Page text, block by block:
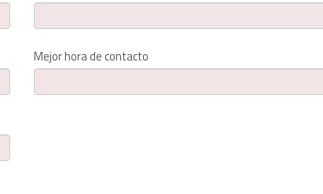
Mejor hora de contacto